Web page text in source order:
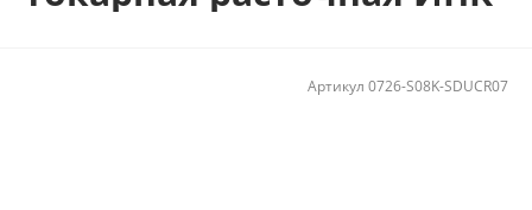
Артикул 0726-S08K-SDUCR07